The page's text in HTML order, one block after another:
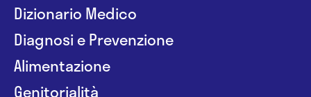
Dizionario Medico
Diagnosi e Prevenzione
Alimentazione
Genitorialità